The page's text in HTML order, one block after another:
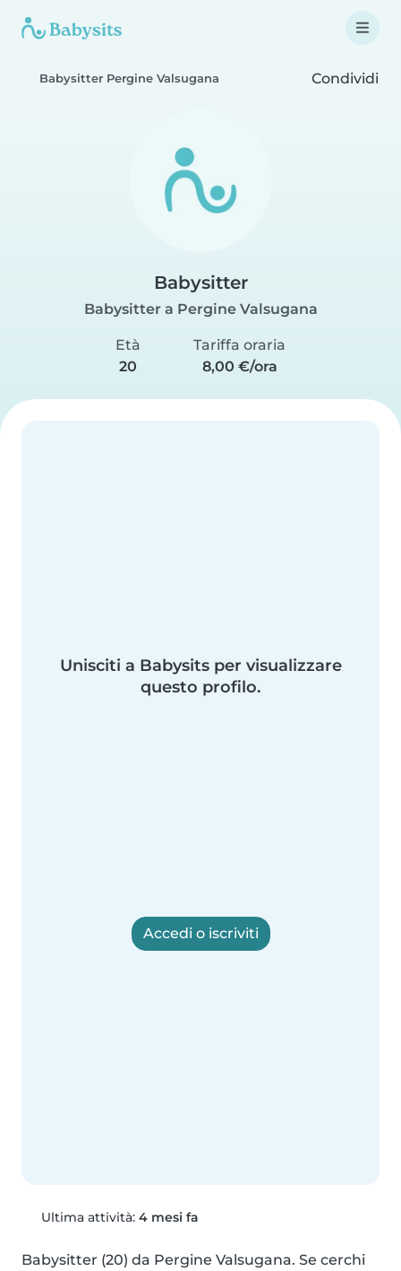
Babysitter Pergine Valsugana Condividi
Babysitter
Babysitter a Pergine Valsugana
Età
20
Tariffa oraria
8,00 €/ora
Unisciti a Babysits per visualizzare
questo profilo.
Accedi o iscriviti
Ultima attività: 4 mesi fa
Babysitter (20) da Pergine Valsugana. Se cerchi